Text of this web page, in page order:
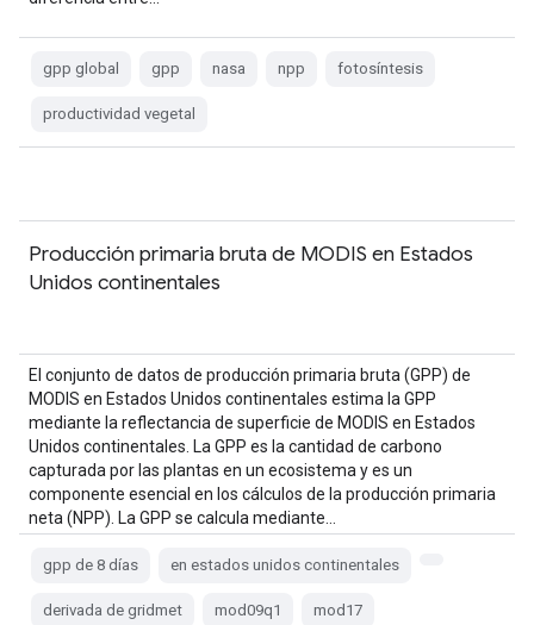
gpp global gpp nasa npp fotosíntesis
productividad vegetal
Producción primaria bruta de MODIS en Estados
Unidos continentales
El conjunto de datos de producción primaria bruta (GPP) de
MODIS en Estados Unidos continentales estima la GPP
mediante la reflectancia de superficie de MODIS en Estados
Unidos continentales. La GPP es la cantidad de carbono
capturada por las plantas en un ecosistema y es un
componente esencial en los cálculos de la producción primaria
neta (NPP). La GPP se calcula mediante…
gpp de 8 días en estados unidos continentales
derivada de gridmet mod09q1 mod17